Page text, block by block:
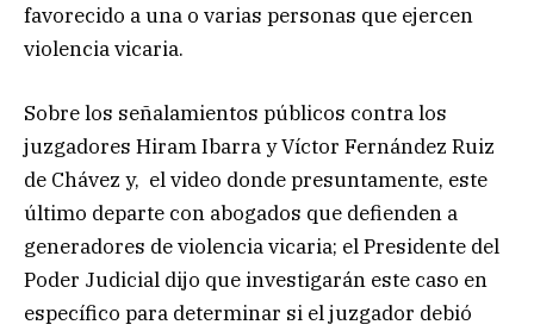
favorecido a una o varias personas que ejercen
violencia vicaria.
Sobre los señalamientos públicos contra los
juzgadores Hiram Ibarra y Víctor Fernández Ruiz
de Chávez y, el video donde presuntamente, este
último departe con abogados que defienden a
generadores de violencia vicaria; el Presidente del
Poder Judicial dijo que investigarán este caso en
específico para determinar si el juzgador debió